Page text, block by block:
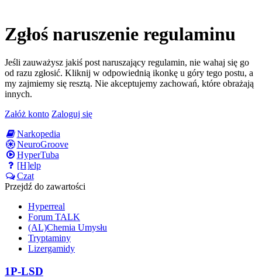
Zgłoś naruszenie regulaminu
Jeśli zauważysz jakiś post naruszający regulamin, nie wahaj się go
od razu zgłosić. Kliknij w odpowiednią ikonkę u góry tego postu, a
my zajmiemy się resztą. Nie akceptujemy zachowań, które obrażają
innych.
Załóż konto Zaloguj się
Narkopedia
NeuroGroove
HyperTuba
[H]elp
Czat
Przejdź do zawartości
Hyperreal
Forum TALK
(AL)Chemia Umysłu
Tryptaminy
Lizergamidy
1P-LSD